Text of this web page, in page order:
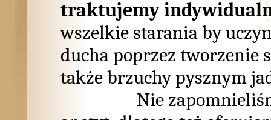
traktujemy
wszelkie starania by
ducha poprzez tworzenie
także brzuchy pysznym
Nie zapomnieliśmy